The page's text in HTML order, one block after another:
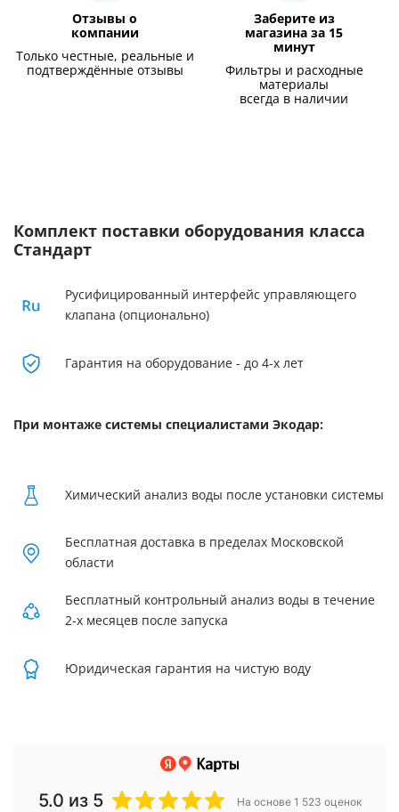
Отзывы о
компании
Только честные, реальные и
подтверждённые отзывы
Заберите из
магазина за 15
минут
Фильтры и расходные
материалы
всегда в наличии
Комплект поставки оборудования класса
Стандарт
Русифицированный интерфейс управляющего
клапана (опционально)
Гарантия на оборудование - до 4-х лет
При монтаже системы специалистами Экодар:
Химический анализ воды после установки системы
Бесплатная доставка в пределах Московской
области
Бесплатный контрольный анализ воды в течение
2-х месяцев после запуска
Юридическая гарантия на чистую воду
5.0 из 5 На основе 1 523 оценок